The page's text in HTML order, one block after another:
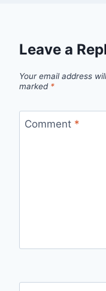
Leave a
Your email address
marked *
Comment *